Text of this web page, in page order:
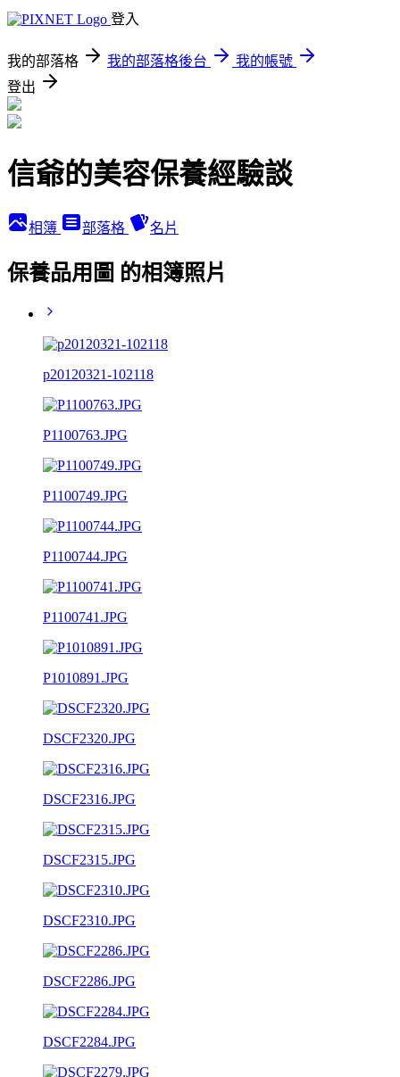
登入
我的部落格 我的部落格後台
我的帳號
登出
信爺的美容保養經驗談
相簿 部落格 名片
保養品用圖 的相簿照片
p20120321-102118
P1100763.JPG
P1100749.JPG
P1100744.JPG
P1100741.JPG
P1010891.JPG
DSCF2320.JPG
DSCF2316.JPG
DSCF2315.JPG
DSCF2310.JPG
DSCF2286.JPG
DSCF2284.JPG